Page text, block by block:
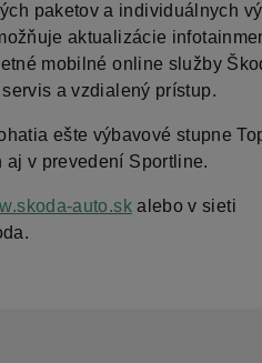
paketov a individuálnych
aktualizácie
mobilné online služby
a vzdialený prístup.
ešte výbavové stupne
aj v prevedení Sportline.
auto.skalebo v sieti